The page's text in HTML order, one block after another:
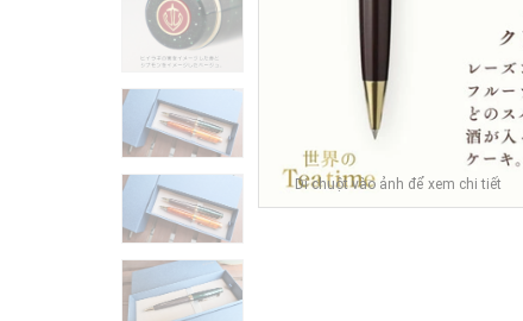
Di chuột vào ảnh để xem chi tiết